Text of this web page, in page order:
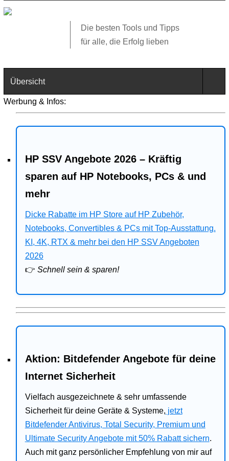
Die besten Tools und Tipps
für alle, die Erfolg lieben
Übersicht
Technik
Web
Business
Angebote
Bitdefender
Ratgeber
Werbung & Infos:
HP SSV Angebote 2026 – Kräftig
sparen auf HP Notebooks, PCs & und
mehr
Dicke Rabatte im HP Store auf HP Zubehör,
Notebooks, Convertibles & PCs mit Top-Ausstattung.
KI, 4K, RTX & mehr bei den HP SSV Angeboten
2026
👉 Schnell sein & sparen!
Aktion: Bitdefender Angebote für deine
Internet Sicherheit
Vielfach ausgezeichnete & sehr umfassende
Sicherheit für deine Geräte & Systeme, jetzt
Bitdefender Antivirus, Total Security, Premium und
Ultimate Security Angebote mit 50% Rabatt sichern.
Auch mit ganz persönlicher Empfehlung von mir auf